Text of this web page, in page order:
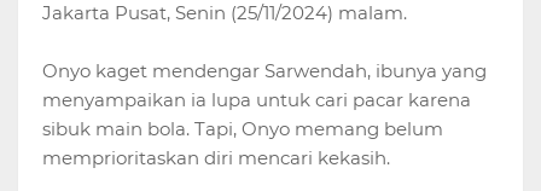
Jakarta Pusat, Senin (25/11/2024) malam.
Onyo kaget mendengar Sarwendah, ibunya yang
menyampaikan ia lupa untuk cari pacar karena
sibuk main bola. Tapi, Onyo memang belum
memprioritaskan diri mencari kekasih.